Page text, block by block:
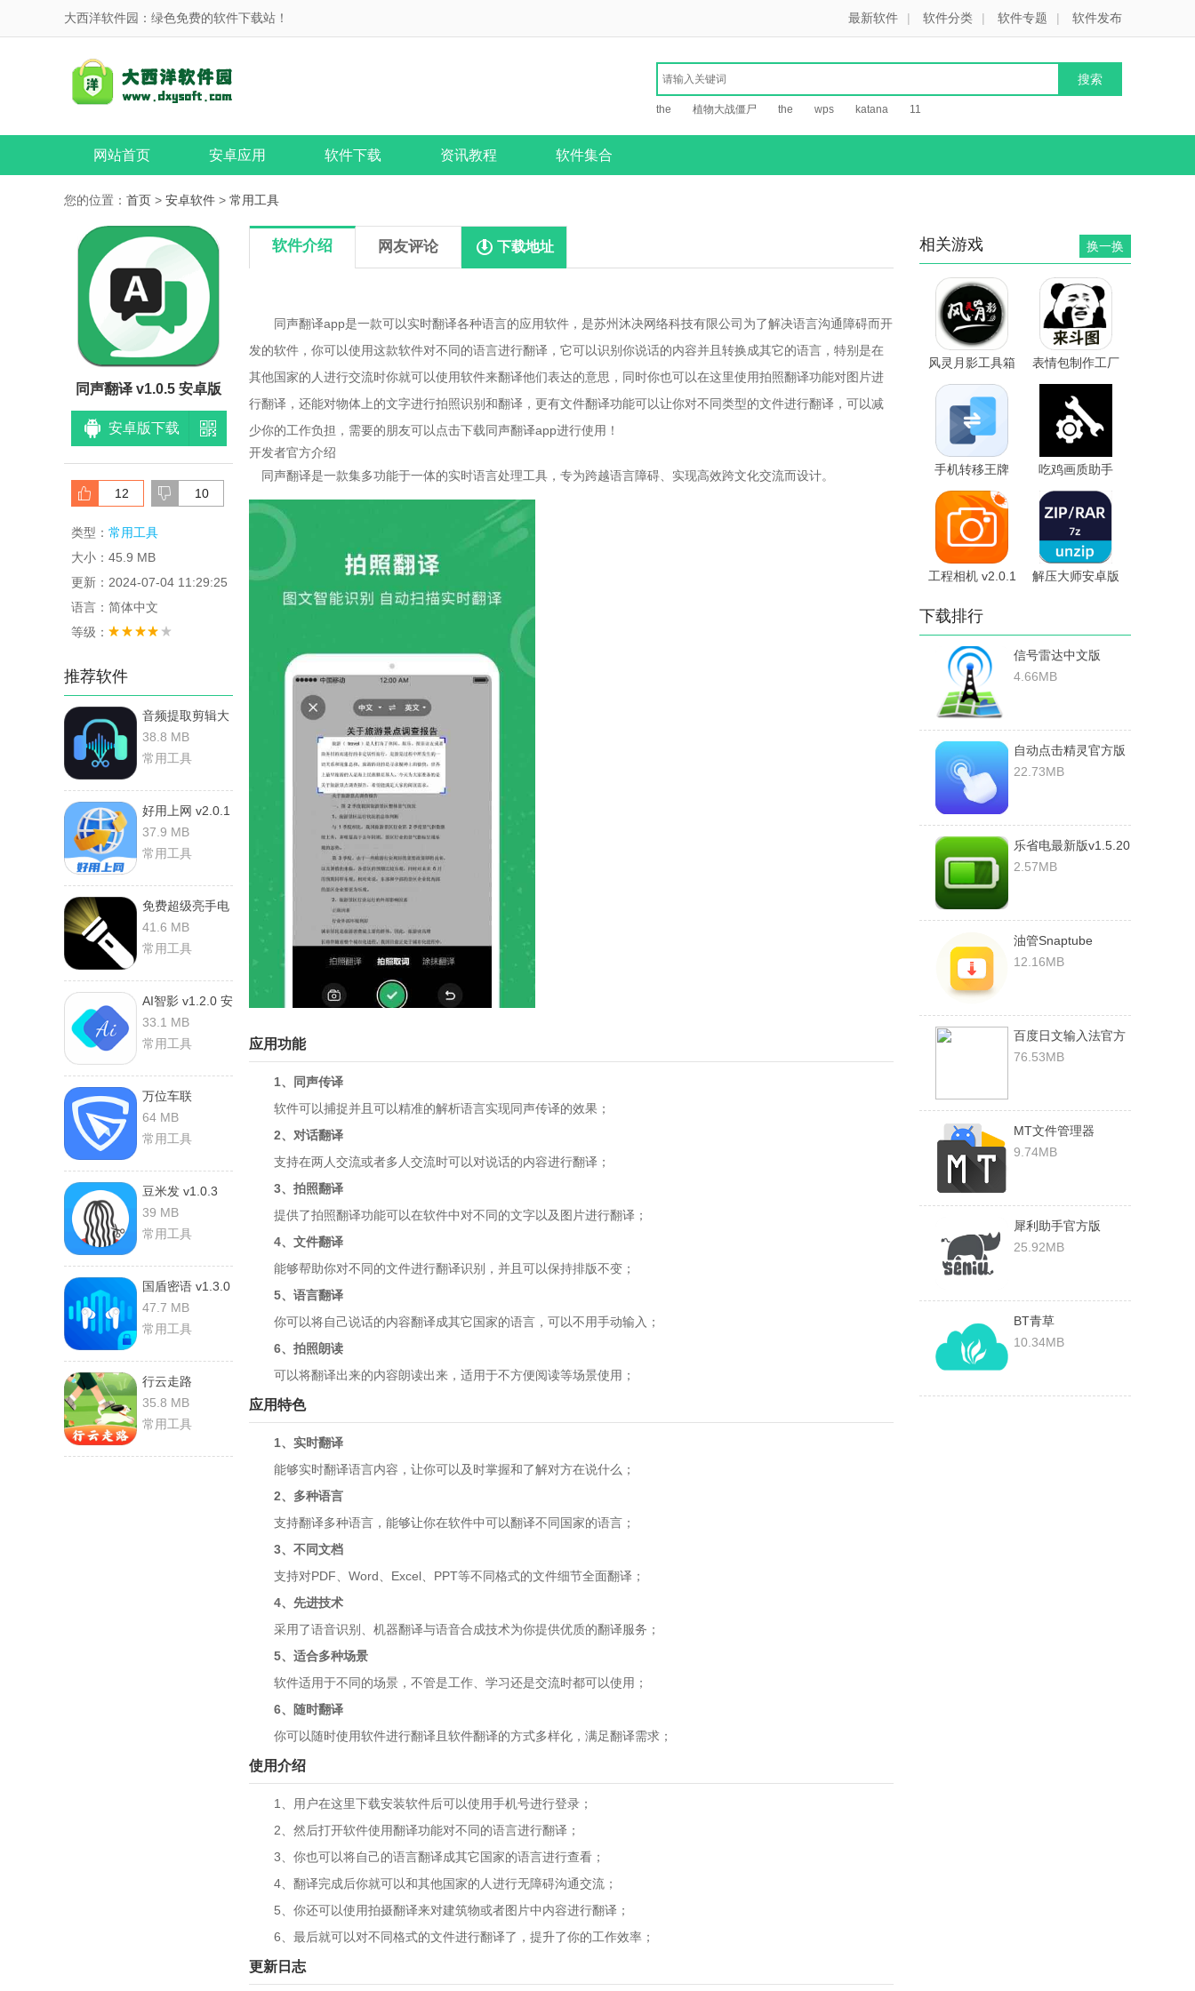
大西洋软件园：绿色免费的软件下载站！ 最新软件 | 软件分类 | 软件专题 | 软件发布
the 植物大战僵尸 the wps katana 11
网站首页 安卓应用 软件下载 资讯教程 软件集合
您的位置： 首页 > 安卓软件 > 常用工具
同声翻译 v1.0.5 安卓版
安卓版下载
12 10
类型： 常用工具
大小：45.9 MB
更新：2024-07-04 11:29:25
语言：简体中文
等级：
推荐软件
音频提取剪辑大
师 v1.0.5 安卓
版
38.8 MB
常用工具
好用上网 v2.0.1
安卓版
37.9 MB
常用工具
免费超级亮手电
筒 v1.0.4 安卓
版
41.6 MB
常用工具
AI智影 v1.2.0 安
卓版
33.1 MB
常用工具
万位车联
v3.1.15 安卓版
64 MB
常用工具
豆米发 v1.0.3
安卓版
39 MB
常用工具
国盾密语 v1.3.0
安卓版
47.7 MB
常用工具
行云走路
v1.4.1.9 安卓版
35.8 MB
常用工具
软件介绍 网友评论 下载地址
同声翻译app是一款可以实时翻译各种语言的应用软件，是苏州沐决网络科技有限公司为了解决语言沟通障碍而开
发的软件，你可以使用这款软件对不同的语言进行翻译，它可以识别你说话的内容并且转换成其它的语言，特别是在
其他国家的人进行交流时你就可以使用软件来翻译他们表达的意思，同时你也可以在这里使用拍照翻译功能对图片进
行翻译，还能对物体上的文字进行拍照识别和翻译，更有文件翻译功能可以让你对不同类型的文件进行翻译，可以减
少你的工作负担，需要的朋友可以点击下载同声翻译app进行使用！
开发者官方介绍
同声翻译是一款集多功能于一体的实时语言处理工具，专为跨越语言障碍、实现高效跨文化交流而设计。
应用功能
1、同声传译
软件可以捕捉并且可以精准的解析语言实现同声传译的效果；
2、对话翻译
支持在两人交流或者多人交流时可以对说话的内容进行翻译；
3、拍照翻译
提供了拍照翻译功能可以在软件中对不同的文字以及图片进行翻译；
4、文件翻译
能够帮助你对不同的文件进行翻译识别，并且可以保持排版不变；
5、语言翻译
你可以将自己说话的内容翻译成其它国家的语言，可以不用手动输入；
6、拍照朗读
可以将翻译出来的内容朗读出来，适用于不方便阅读等场景使用；
应用特色
1、实时翻译
能够实时翻译语言内容，让你可以及时掌握和了解对方在说什么；
2、多种语言
支持翻译多种语言，能够让你在软件中可以翻译不同国家的语言；
3、不同文档
支持对PDF、Word、Excel、PPT等不同格式的文件细节全面翻译；
4、先进技术
采用了语音识别、机器翻译与语音合成技术为你提供优质的翻译服务；
5、适合多种场景
软件适用于不同的场景，不管是工作、学习还是交流时都可以使用；
6、随时翻译
你可以随时使用软件进行翻译且软件翻译的方式多样化，满足翻译需求；
使用介绍
1、用户在这里下载安装软件后可以使用手机号进行登录；
2、然后打开软件使用翻译功能对不同的语言进行翻译；
3、你也可以将自己的语言翻译成其它国家的语言进行查看；
4、翻译完成后你就可以和其他国家的人进行无障碍沟通交流；
5、你还可以使用拍摄翻译来对建筑物或者图片中内容进行翻译；
6、最后就可以对不同格式的文件进行翻译了，提升了你的工作效率；
更新日志
换一换
相关游戏
风灵月影工具箱
v1.1 安卓版
表情包制作工厂
v1.0.0 安卓版
手机转移王牌
v1 安卓版
吃鸡画质助手
1.0.7.9安卓版
工程相机 v2.0.1
解压大师安卓版
下载排行
信号雷达中文版
v6.4.3-1安卓版
4.66MB
自动点击精灵官方版
v4.9.2安卓版
22.73MB
乐省电最新版v1.5.20
安卓版
2.57MB
油管Snaptube
12.16MB
百度日文输入法官方
版v15.4.3安卓版
76.53MB
MT文件管理器
v2.10.1旧版本(免
9.74MB
犀利助手官方版
v1.5.5安卓版
25.92MB
BT青草
10.34MB